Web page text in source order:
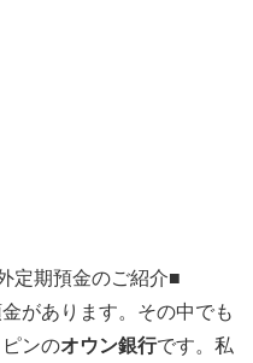
定期預金のご紹介■
があります。その中でも
ンのオウン銀行です。私